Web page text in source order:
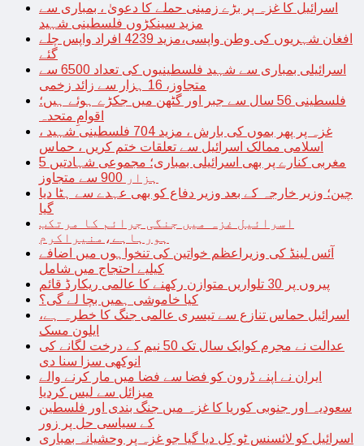
اسرائیل کا غزہ پر بڑے زمینی حملے کا دعویٰ ، بمباری سے
مزید سینکڑوں فلسطینی شہید
افغان شہریوں کی وطن واپسی،مزید 4239 افراد واپس چلے
گئے
اسرائیلی بمباری سے شہید فلسطینیوں کی تعداد 6500 سے
متجاوز، 16 ہزار سے زائد زخمی
فلسطینی 56 سال سے جبر اور گٹھن میں جکڑے ہوئے ہیں؛
اقوامِ متحدہ
غزہ پر پھر بموں کی بارش ، مزید 704 فلسطینی شہید ،
اسلامی ممالک اسرائیل سے تعلقات ختم کریں ، حماس
مغربی کنارے پر بھی اسرائیلی بمباری؛ مجموعی شہادتیں 5
ہزار 900 سے متجاوز
چین؛ وزیر خارجہ کے بعد وزیر دفاع کو بھی عہدے سے ہٹا دیا
گیا
اسرائیل غزہ میں جنگی جرائم کا مرتکب
ہورہاہے،منیراکرم
آئس لینڈ کی وزیراعظم خواتین کی تنخواہوں میں اضافے
کیلیے احتجاج میں شامل
پیروں پر 30 تلواریں متوازن رکھنے کا عالمی ریکارڈ قائم
کیا خاموشی ہمیں بچا لے گی؟
اسرائیل حماس تنازع سے تیسری عالمی جنگ کا خطرہ ہے،
ایلون مسک
عدالت نے مجرم کوایک سال تک 50 نیم کے درخت لگانے کی
انوکھی سزا سنا دی
ایران نے اپنے ڈرون کو فضا سے فضا میں مار کرنے والے
میزائل سے لیس کردیا
سعودیہ اور جنوبی کوریا کا غزہ میں جنگ بندی اور فلسطین
کے سیاسی حل پر زور
اسرائیل کو لائسنس ٹو کِل دیا گیا جو غزہ پر وحشیانہ بمباری